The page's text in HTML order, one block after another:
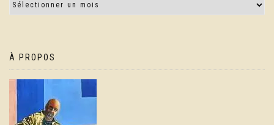
À PROPOS